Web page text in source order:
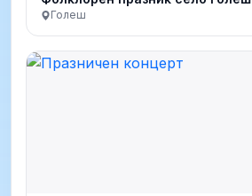
Голеш